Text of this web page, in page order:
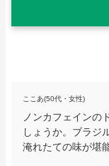
ここあ(50代・女性)
ノンカフェインの
しょうか。ブラジ
淹れたての味が堪